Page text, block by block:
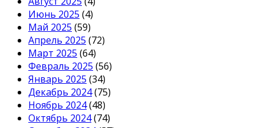
Июнь 2025 (4)
Май 2025 (59)
Апрель 2025 (72)
Март 2025 (64)
Февраль 2025 (56)
Январь 2025 (34)
Декабрь 2024(75)
Ноябрь 2024(48)
Октябрь 2024(74)